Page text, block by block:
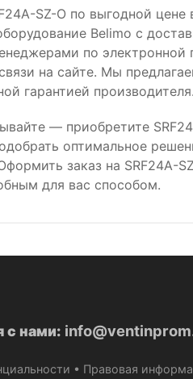
SZ-O по выгодной
Belimo с
по электронной
на сайте. Мы
гарантией производителя.
— приобретите
оптимальное
заказ на SRF24A-
для вас способом.
с нами:
• Правовая